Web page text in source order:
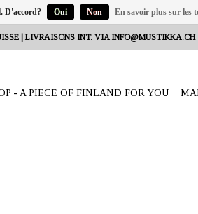
| LIVRAISONS INT. VIA INFO@MUSTIKKA.CH
- A PIECE OF FINLAND FOR YOU
D'accord? Oui Non En savoir plus sur les